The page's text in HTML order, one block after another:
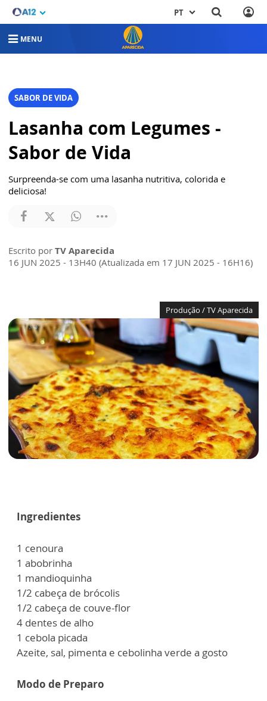
PT
MENU
SABOR DE VIDA
Lasanha com Legumes -
Sabor de Vida
Surpreenda-se com uma lasanha nutritiva, colorida e
deliciosa!
Escrito por TV Aparecida
16 JUN 2025 - 13H40 (Atualizada em 17 JUN 2025 - 16H16)
Produção / TV Aparecida
Ingredientes
1 cenoura
1 abobrinha
1 mandioquinha
1/2 cabeça de brócolis
1/2 cabeça de couve-flor
4 dentes de alho
1 cebola picada
Azeite, sal, pimenta e cebolinha verde a gosto
Modo de Preparo